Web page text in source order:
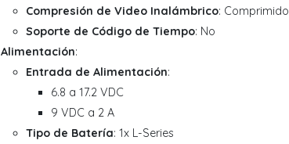
Compresión de Video Inalámbrico: Comprimido
Soporte de Código de Tiempo: No
Alimentación:
Entrada de Alimentación:
6.8 a 17.2 VDC
9 VDC a 2 A
Tipo de Batería: 1x L-Series